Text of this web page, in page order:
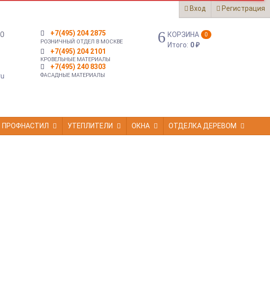
Вход Регистрация
+7(495) 204 2875
РОЗНИЧНЫЙ ОТДЕЛ В МОСКВЕ
+7(495) 204 2101
КРОВЕЛЬНЫЕ МАТЕРИАЛЫ
+7(495) 240 8303
ФАСАДНЫЕ МАТЕРИАЛЫ
КОРЗИНА 0
Итого: 0₽
ПРОФНАСТИЛ УТЕПЛИТЕЛИ ОКНА ОТДЕЛКА ДЕРЕВОМ